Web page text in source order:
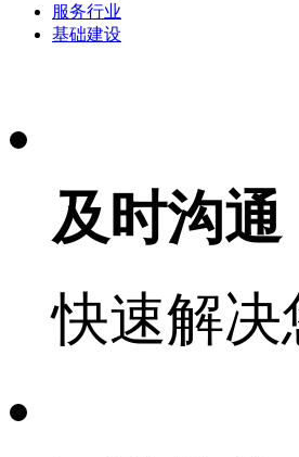
服务行业
基础建设
及时沟通
快速解